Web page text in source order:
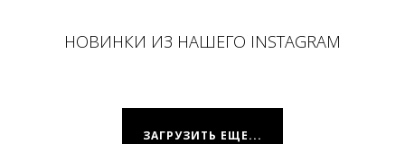
НОВИНКИ ИЗ НАШЕГО INSTAGRAM
ЗАГРУЗИТЬ ЕЩЕ...